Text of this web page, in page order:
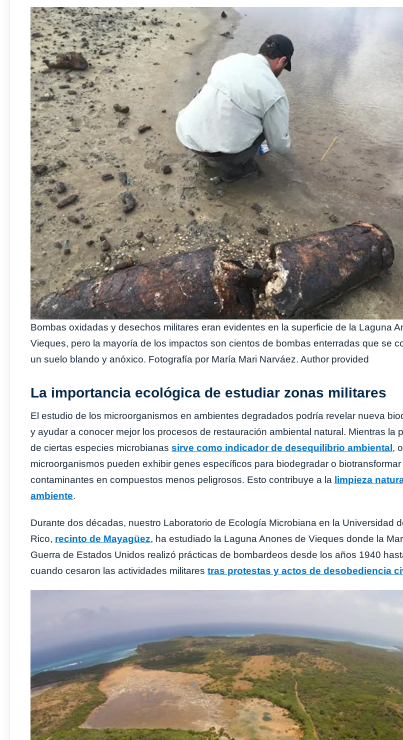
Bombas oxidadas y desechos militares eran evidentes en la superficie de la Laguna
Vieques, pero la mayoría de los impactos son cientos de bombas enterradas que se
un suelo blando y anóxico. Fotografía por María Mari Narváez. Author provided
La importancia ecológica de estudiar zonas militares
El estudio de los microorganismos en ambientes degradados podría revelar nueva
y ayudar a conocer mejor los procesos de restauración ambiental natural. Mientras la
de ciertas especies microbianas sirve como indicador de desequilibrio ambiental ,
microorganismos pueden exhibir genes específicos para biodegradar o biotransformar
contaminantes en compuestos menos peligrosos. Esto contribuye a la limpieza
ambiente.
Durante dos décadas, nuestro Laboratorio de Ecología Microbiana en la Universidad
Rico, recinto de Mayagüez, ha estudiado la Laguna Anones de Vieques donde la
Guerra de Estados Unidos realizó prácticas de bombardeos desde los años 1940
cuando cesaron las actividades militares tras protestas y actos de desobediencia